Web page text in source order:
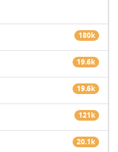
180k
19.6k
19.6k
121k
20.1k